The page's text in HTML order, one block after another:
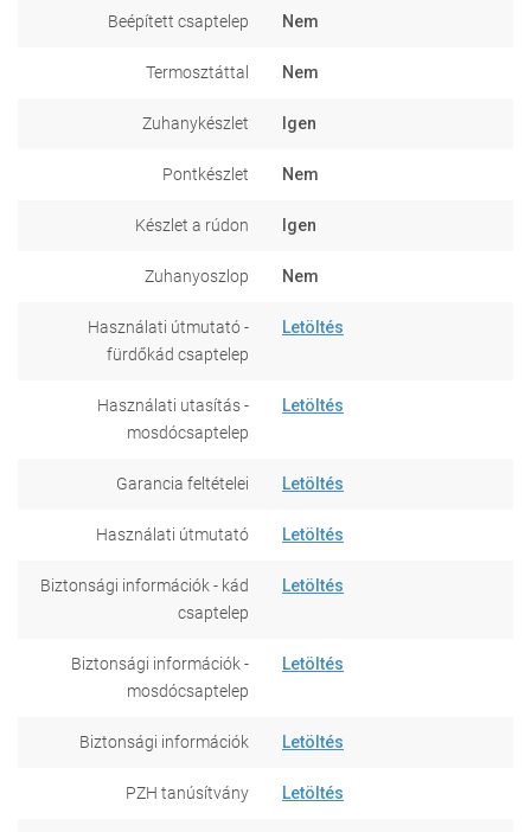
Beépített csaptelep Nem
Termosztáttal Nem
Zuhanykészlet Igen
Pontkészlet Nem
Készlet a rúdon Igen
Zuhanyoszlop Nem
Használati útmutató -
fürdőkád csaptelep
Letöltés
Használati utasítás -
mosdócsaptelep
Letöltés
Garancia feltételei Letöltés
Használati útmutató Letöltés
Biztonsági információk - kád
csaptelep
Letöltés
Biztonsági információk -
mosdócsaptelep
Letöltés
Biztonsági információk Letöltés
PZH tanúsítvány Letöltés